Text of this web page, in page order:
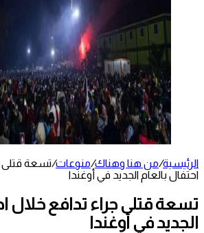
الرئيسية/من هنا وهناك/منوعات/تسعة قتلى
احتفال بالعام الجديد في أوغندا
تسعة قتلى جراء تدافع خلال
الجديد في أوغندا